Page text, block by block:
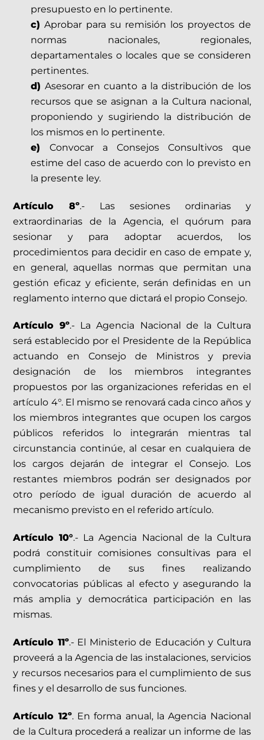
presupuesto en lo pertinente.
c) Aprobar para su remisión los proyectos de
normas nacionales, regionales,
departamentales o locales que se consideren
pertinentes.
d) Asesorar en cuanto a la distribución de los
recursos que se asignan a la Cultura nacional,
proponiendo y sugiriendo la distribución de
los mismos en lo pertinente.
e) Convocar a Consejos Consultivos que
estime del caso de acuerdo con lo previsto en
la presente ley.
Artículo 8º.- Las sesiones ordinarias y
extraordinarias de la Agencia, el quórum para
sesionar y para adoptar acuerdos, los
procedimientos para decidir en caso de empate y,
en general, aquellas normas que permitan una
gestión eficaz y eficiente, serán definidas en un
reglamento interno que dictará el propio Consejo.
Artículo 9º.- La Agencia Nacional de la Cultura
será establecido por el Presidente de la República
actuando en Consejo de Ministros y previa
designación de los miembros integrantes
propuestos por las organizaciones referidas en el
artículo 4°. El mismo se renovará cada cinco años y
los miembros integrantes que ocupen los cargos
públicos referidos lo integrarán mientras tal
circunstancia continúe, al cesar en cualquiera de
los cargos dejarán de integrar el Consejo. Los
restantes miembros podrán ser designados por
otro período de igual duración de acuerdo al
mecanismo previsto en el referido artículo.
Artículo 10°.- La Agencia Nacional de la Cultura
podrá constituir comisiones consultivas para el
cumplimiento de sus fines realizando
convocatorias públicas al efecto y asegurando la
más amplia y democrática participación en las
mismas.
Artículo 11º.- El Ministerio de Educación y Cultura
proveerá a la Agencia de las instalaciones, servicios
y recursos necesarios para el cumplimiento de sus
fines y el desarrollo de sus funciones.
Artículo 12º. En forma anual, la Agencia Nacional
de la Cultura procederá a realizar un informe de las